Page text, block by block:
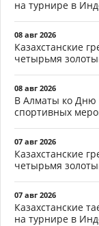
на турнире в
08 авг 2026
Казахстанские
четырьмя
08 авг 2026
В Алматы ко Дню
спортивных
07 авг 2026
Казахстанские
четырьмя
07 авг 2026
Казахстанские
на турнире в